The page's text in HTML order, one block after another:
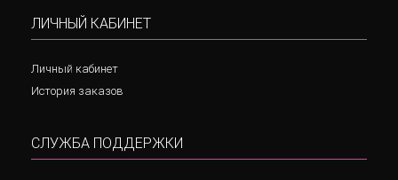
ЛИЧНЫЙ КАБИНЕТ
Личный кабинет
История заказов
СЛУЖБА ПОДДЕРЖКИ